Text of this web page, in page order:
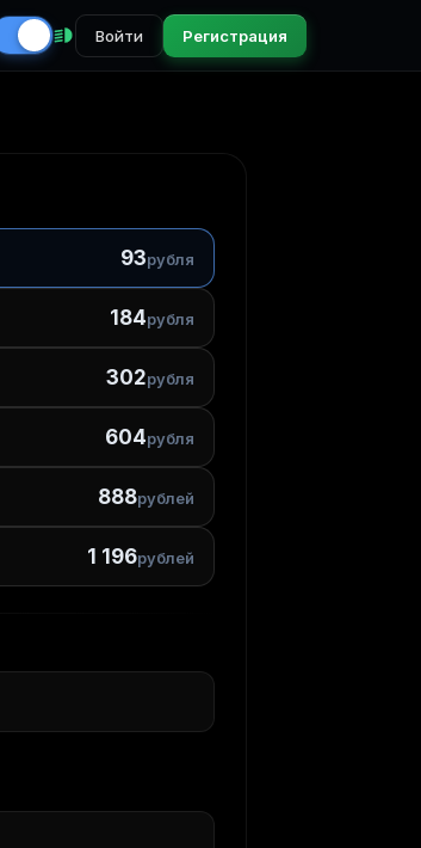
Войти Регистрация
93рубля
184рубля
302рубля
604рубля
888рублей
1 196рублей